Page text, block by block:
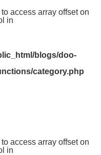
to access array offset on
in
blogs/doo-
category.php
to access array offset on
in